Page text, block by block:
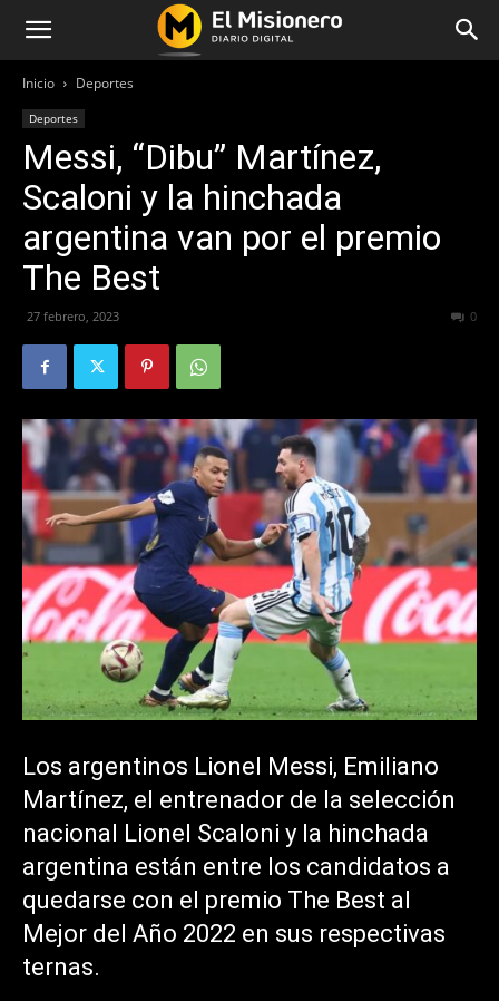
Inicio Deportes
Deportes
Messi, “Dibu” Martínez,
Scaloni y la hinchada
argentina van por el premio
The Best
27 febrero, 2023 0
Los argentinos Lionel Messi, Emiliano
Martínez, el entrenador de la selección
nacional Lionel Scaloni y la hinchada
argentina están entre los candidatos a
quedarse con el premio The Best al
Mejor del Año 2022 en sus respectivas
ternas.